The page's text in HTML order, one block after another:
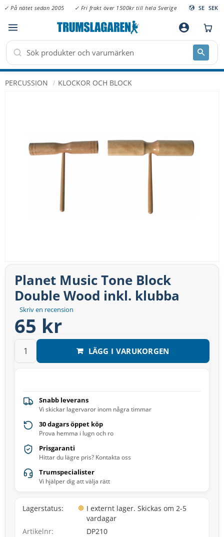
Meny
✓ På nätet sedan 2005 ✓ Fri frakt över 1500kr till hela Sverige SE SEK
account_circle
PERCUSSION KLOCKOR OCH BLOCK
Skriv en recension
Planet Music Tone Block
Double Wood inkl. klubba
65 kr
LÄGG I VARUKORGEN
Snabb leverans
Vi skickar lagervaror inom några timmar
30 dagars öppet köp
Prova hemma i lugn och ro
Prisgaranti
Hittar du lägre pris? Kontakta oss
Trumspecialister
Vi hjälper dig att välja rätt
Lagerstatus
I externt lager. Skickas om 2-5
vardagar
Artikelnr
DP210